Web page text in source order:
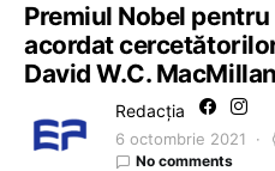
Premiul Nobel
acordat
David W.C. MacMillan
Redacția
6 octombrie 2021
No comments